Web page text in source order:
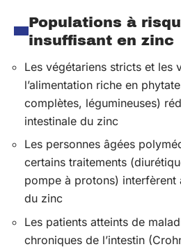
Populations à
insuffisant en zinc
Les végétariens stricts et les
l’alimentation riche en
complètes, légumineuses)
intestinale du zinc
Les personnes âgées
certains traitements
pompe à protons) interfèrent
du zinc
Les patients atteints de
chroniques de l’intestin